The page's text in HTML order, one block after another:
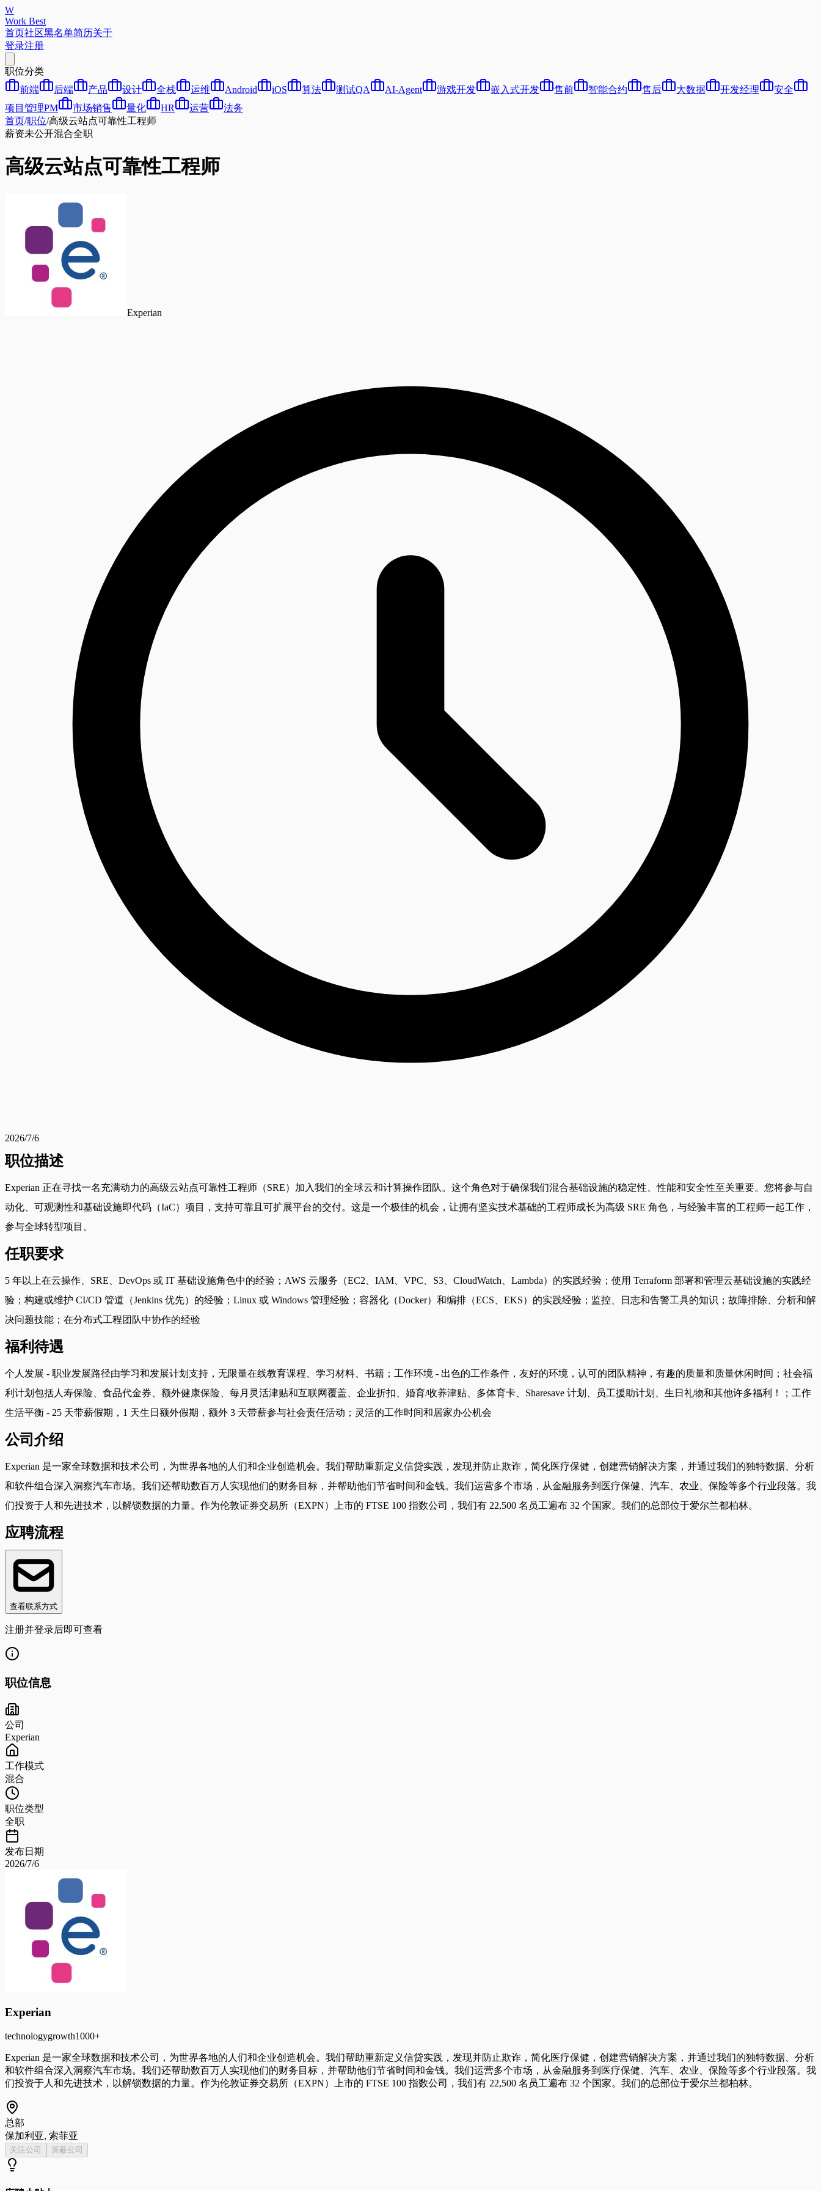
W
Work Best
首页社区黑名单简历关于
登录注册
职位分类
前端
后端 产品 设计 全栈 运维 Android iOS 算法 测试QA AI-Agent 游戏开发 嵌入式开发 售前 智能合约 售后 大数据 开发经理
安全
项目管理PM
市场销售 量化 HR 运营
法务
首页/职位/高级云站点可靠性工程师
薪资未公开混合全职
高级云站点可靠性工程师
Experian
2026/7/6
职位描述
Experian 正在寻找一名充满动力的高级云站点可靠性工程师（SRE）加入我们的全球云和计算操作团队。这个角色对于确保我们混合基础设施的稳定性、性能和安全性至关重要。您将参与自
动化、可观测性和基础设施即代码（IaC）项目，支持可靠且可扩展平台的交付。这是一个极佳的机会，让拥有坚实技术基础的工程师成长为高级 SRE 角色，与经验丰富的工程师一起工作，
参与全球转型项目。
任职要求
5 年以上在云操作、SRE、DevOps 或 IT 基础设施角色中的经验；AWS 云服务（EC2、IAM、VPC、S3、CloudWatch、Lambda）的实践经验；使用 Terraform 部署和管理云基础设施的实践经
验；构建或维护 CI/CD 管道（Jenkins 优先）的经验；Linux 或 Windows 管理经验；容器化（Docker）和编排（ECS、EKS）的实践经验；监控、日志和告警工具的知识；故障排除、分析和解
决问题技能；在分布式工程团队中协作的经验
福利待遇
个人发展 - 职业发展路径由学习和发展计划支持，无限量在线教育课程、学习材料、书籍；工作环境 - 出色的工作条件，友好的环境，认可的团队精神，有趣的质量和质量休闲时间；社会福
利计划包括人寿保险、食品代金券、额外健康保险、每月灵活津贴和互联网覆盖、企业折扣、婚育/收养津贴、多体育卡、Sharesave 计划、员工援助计划、生日礼物和其他许多福利！；工作
生活平衡 - 25 天带薪假期，1 天生日额外假期，额外 3 天带薪参与社会责任活动；灵活的工作时间和居家办公机会
公司介绍
Experian 是一家全球数据和技术公司，为世界各地的人们和企业创造机会。我们帮助重新定义信贷实践，发现并防止欺诈，简化医疗保健，创建营销解决方案，并通过我们的独特数据、分析
和软件组合深入洞察汽车市场。我们还帮助数百万人实现他们的财务目标，并帮助他们节省时间和金钱。我们运营多个市场，从金融服务到医疗保健、汽车、农业、保险等多个行业段落。我
们投资于人和先进技术，以解锁数据的力量。作为伦敦证券交易所（EXPN）上市的 FTSE 100 指数公司，我们有 22,500 名员工遍布 32 个国家。我们的总部位于爱尔兰都柏林。
应聘流程
查看联系方式
注册并登录后即可查看
职位信息
公司
Experian
工作模式
混合
职位类型
全职
发布日期
2026/7/6
Experian
technologygrowth1000+
Experian 是一家全球数据和技术公司，为世界各地的人们和企业创造机会。我们帮助重新定义信贷实践，发现并防止欺诈，简化医疗保健，创建营销解决方案，并通过我们的独特数据、分析
和软件组合深入洞察汽车市场。我们还帮助数百万人实现他们的财务目标，并帮助他们节省时间和金钱。我们运营多个市场，从金融服务到医疗保健、汽车、农业、保险等多个行业段落。我
们投资于人和先进技术，以解锁数据的力量。作为伦敦证券交易所（EXPN）上市的 FTSE 100 指数公司，我们有 22,500 名员工遍布 32 个国家。我们的总部位于爱尔兰都柏林。
总部
保加利亚, 索菲亚
关注公司 屏蔽公司